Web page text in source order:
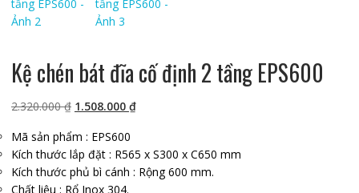
Kệ chén bát đĩa cố định 2 tầng EPS600
2.320.000₫ Giá
là:
2.320.000 ₫.
1.508.000 ₫Giá
là:
1.508.000 ₫.
Mã sản phẩm : EPS600
Kích thước lắp đặt : R565 x S300 x C650 mm
Kích thước phủ bì cánh : Rộng 600 mm.
Chất liệu : Rổ Inox 304.